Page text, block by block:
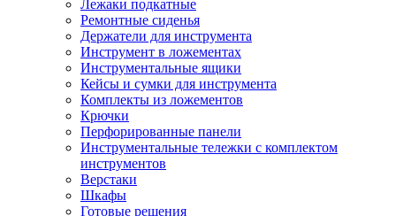
Лежаки подкатные
Ремонтные сиденья
Держатели для инструмента
Инструмент в ложементах
Инструментальные ящики
Кейсы и сумки для инструмента
Комплекты из ложементов
Крючки
Перфорированные панели
Инструментальные тележки с комплектом
инструментов
Верстаки
Шкафы
Готовые решения